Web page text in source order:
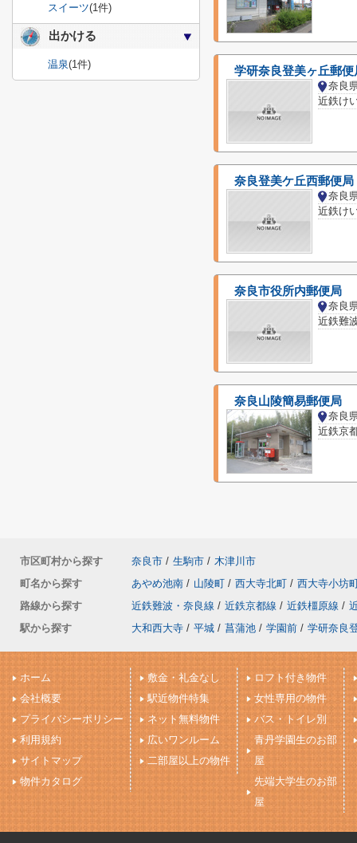
学研奈良登美ヶ丘郵便
奈良
奈良登美ケ丘西郵便局
奈良
奈良市役所内郵便局
奈良
近鉄難
奈良山陵簡易郵便局
奈良
近鉄京
スイーツ(1件)
出かける
温泉(1件)
市区町村から探す 奈良市 / 生駒市 / 木津川市
町名から探す
あやめ池南 / 山陵町 / 西大寺北町 / 西大寺小坊
路線から探す
近鉄難波・奈良線 / 近鉄京都線 / 近鉄橿原線 /
駅から探す
大和西大寺 / 平城 / 菖蒲池 / 学園前 / 学研奈良
ホーム
会社概要
プライバシーポリシー
利用規約
サイトマップ
物件カタログ
敷金・礼金なし
駅近物件特集
ネット無料物件
広いワンルーム
二部屋以上の物件
ロフト付き物件
女性専用の物件
バス・トイレ別
青丹学園生のお部
屋
先端大学生のお部
屋